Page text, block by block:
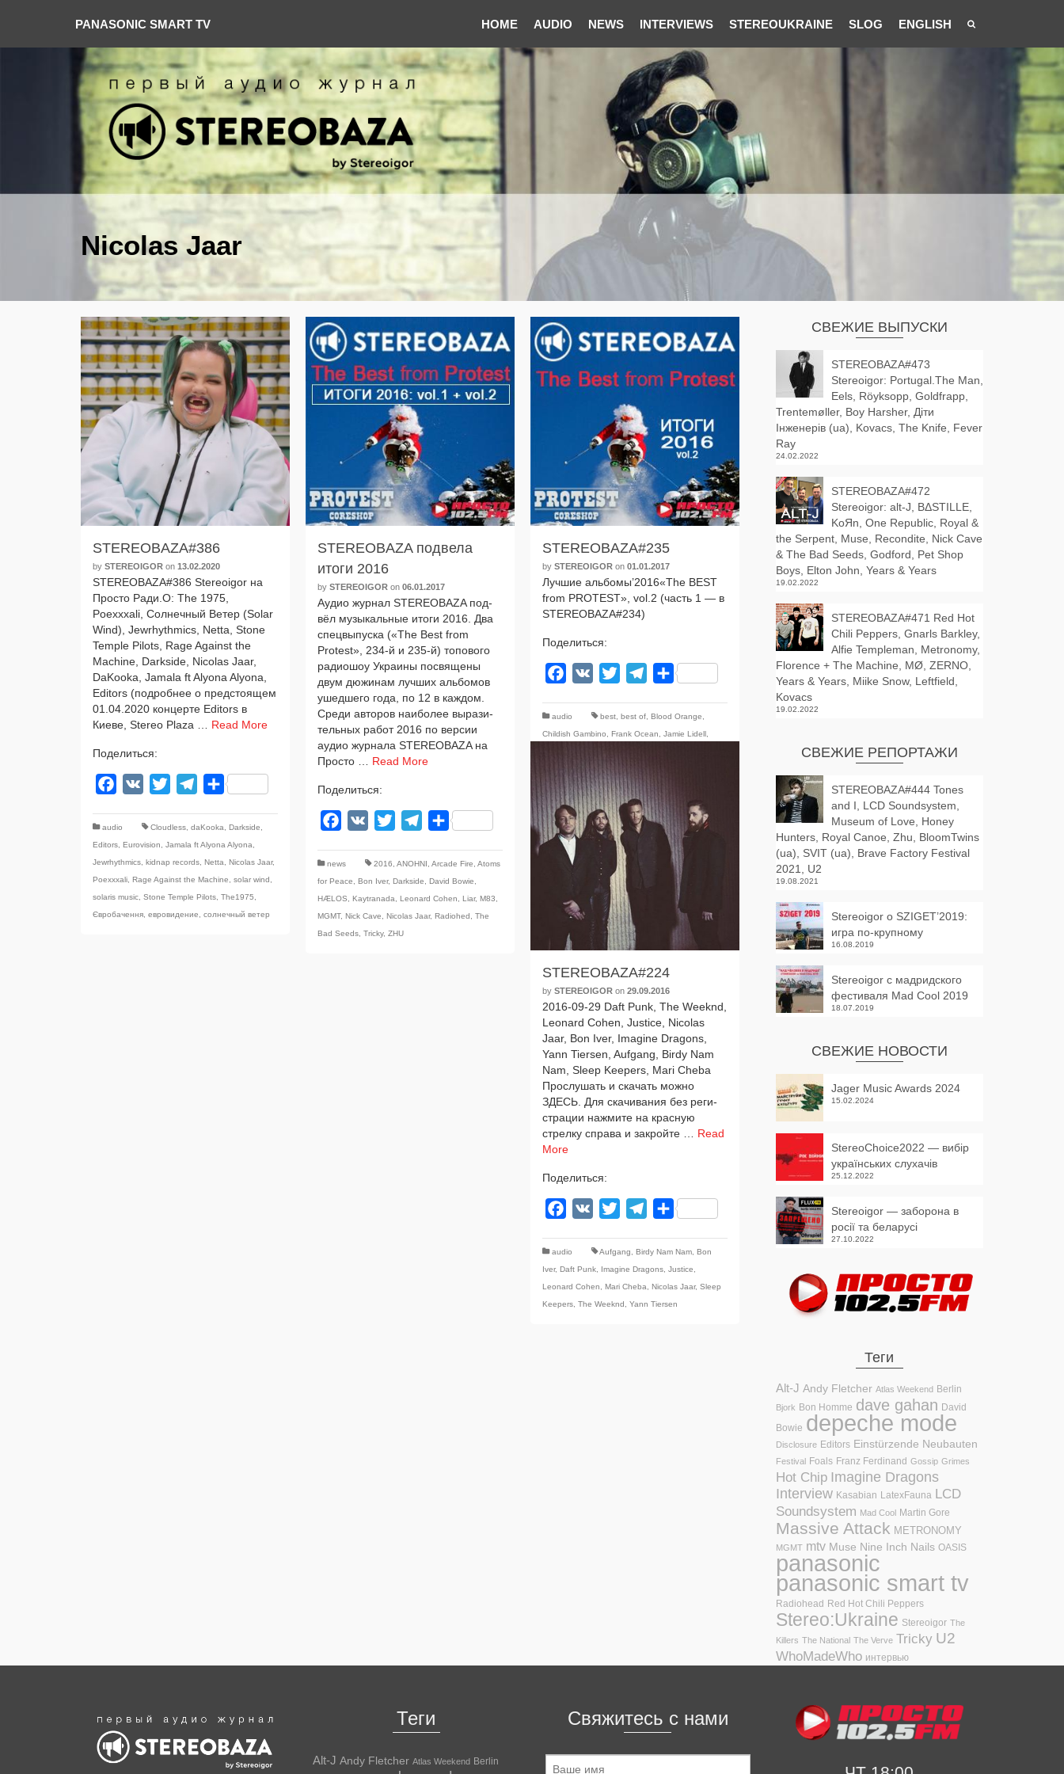
PANASONIC SMART TV HOME AUDIO NEWS INTERVIEWS STEREOUKRAINE SLOG ENGLISH
Nicolas Jaar
STEREOBAZA#386
by STEREOIGOR on 13.02.2020
STEREOBAZA#386 Stereoigor на
Просто Ради.О: The 1975,
Poexxxali, Солнечный Ветер (Solar
Wind), Jewrhythmics, Netta, Stone
Temple Pilots, Rage Against the
Machine, Darkside, Nicolas Jaar,
DaKooka, Jamala ft Alyona Alyona,
Editors (подроб­нее о пред­сто­я­щем
01.04.2020 кон­цер­те Editors в
Киеве, Stereo Plaza … Read More
Поделиться:
Facebook
VK Twitter TelegramОтправить
audio Cloudless daKooka Darkside
Editors Eurovision Jamala ft Alyona Alyona
Jewrhythmics kidnap records Netta Nicolas Jaar,
Poexxxali Rage Against the Machine solar wind
solaris music Stone Temple Pilots The1975
Євробачення евровидение солнечный ветер
STEREOBAZA подвела
итоги 2016
bySTEREOIGOR on06.01.2017
Аудио жур­нал STEREOBAZA под­
вёл музы­каль­ные ито­ги 2016. Два
спец­вы­пус­ка («The Best from
Protest», 234‑й и 235‑й) топо­во­го
ради­о­шоу Украины посвя­ще­ны
двум дюжи­нам луч­ших аль­бо­мов
ушед­ше­го года, по 12 в каж­дом.
Среди авто­ров наи­бо­лее выра­зи­
тель­ных работ 2016 по вер­сии
аудио жур­на­ла STEREOBAZA на
Просто … Read More
Поделиться:
Facebook
VK TwitterTelegramОтправить
news 2016 ,ANOHNI ,Arcade Fire ,Atoms
for Peace
,Bon Iver,Darkside ,David Bowie
HÆLOS
,Kaytranada ,Leonard Cohen ,Liar,M83
MGMT,Nick Cave ,Nicolas Jaar,Radiohed ,The
Bad Seeds ,Tricky,ZHU
STEREOBAZA#235
bySTEREOIGOR on01.01.2017
Лучшие альбомы’2016«The BEST
from PROTEST», vol.2 (часть 1 — в
STEREOBAZA#234)
Поделиться:
Facebook
VK TwitterTelegramОтправить
audio best ,best of ,Blood Orange
Childish Gambino
,Frank Ocean ,Jamie Lidell
года
STEREOBAZA#224
bySTEREOIGOR on29.09.2016
2016-09-29 Daft Punk, The Weeknd,
Leonard Cohen, Justice, Nicolas
Jaar, Bon Iver, Imagine Dragons,
Yann Tiersen, Aufgang, Birdy Nam
Nam, Sleep Keepers, Mari Cheba
Прослушать и ска­чать мож­но
ЗДЕСЬ. Для ска­чи­ва­ния без реги­
стра­ции нажми­те на крас­ную
стрел­ку спра­ва и закрой­те … Read
More
Поделиться:
Facebook
VK TwitterTelegramОтправить
audio Aufgang ,Birdy Nam Nam ,Bon
Iver,Daft Punk Imagine Dragons ,Justice
Leonard Cohen
,Mari Cheba ,Nicolas Jaar,Sleep
Keepers ,The Weeknd ,Yann Tiersen
СВЕЖИЕ ВЫПУСКИ
STEREOBAZA#473
Stereoigor: Portugal.The Man,
Eels, Röyksopp, Goldfrapp,
Trentemøller, Boy Harsher, Діти
Інженерів (ua), Kovacs, The Knife, Fever
Ray
24.02.2022
STEREOBAZA#472
Stereoigor: alt‑J, BΔSTILLE,
KoЯn, One Republic, Royal &
the Serpent, Muse, Recondite, Nick Cave
& The Bad Seeds, Godford, Pet Shop
Boys, Elton John, Years & Years
19.02.2022
STEREOBAZA#471 Red Hot
Chili Peppers, Gnarls Barkley,
Alfie Templeman, Metronomy,
Florence + The Machine, MØ, ZERNO,
Years & Years, Miike Snow, Leftfield,
Kovacs
19.02.2022
СВЕЖИЕ РЕПОРТАЖИ
STEREOBAZA#444 Tones
and I, LCD Soundsystem,
Museum of Love, Honey
Hunters, Royal Canoe, Zhu, BloomTwins
(ua), SVIT (ua), Brave Factory Festival
2021, U2
19.08.2021
Stereoigor о SZIGET’2019:
игра по-крупному
16.08.2019
Stereoigor с мадридского
фестиваля Mad Cool 2019
18.07.2019
СВЕЖИЕ НОВОСТИ
Jager Music Awards 2024
15.02.2024
StereoChoice2022 — вибір
українських слухачів
25.12.2022
Stereoigor — заборона в
росії та беларусі
27.10.2022
Теги
Alt-J Andy Fletcher Atlas Weekend Berlin
Bjork Bon Homme dave gahan David
Bowie depeche mode
Disclosure Editors Einstürzende Neubauten
Festival Foals Franz Ferdinand Gossip Grimes
Hot Chip Imagine Dragons
Interview Kasabian LatexFauna LCD
Soundsystem Mad Cool Martin Gore
Massive Attack METRONOMY
MGMT mtv Muse Nine Inch Nails OASIS
panasonic
panasonic smart tv
Radiohead Red Hot Chili Peppers
Stereo:Ukraine Stereoigor The
Killers The National The Verve Tricky U2
WhoMadeWho интервью
Теги
Alt-J Andy Fletcher Atlas Weekend Berlin
Свяжитесь с нами